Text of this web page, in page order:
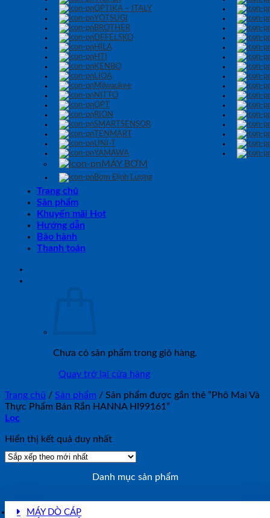
OPTIKA – ITALY
YOTSUGI
BROTHER
DEFELSKO
HILA
HTI
KENBO
LIOA
Milwaukee
NITTO
OPT
RION
SMARTSENSOR
TENMART
UNI-T
YAMAWA
MÁY BƠM
Bơm Định Lượng
Trang chủ
Sản phẩm
Khuyến mãi Hot
Hướng dẫn
Bảo hành
Thanh toán
Chưa có sản phẩm trong giỏ hàng.
Quay trở lại cửa hàng
Trang chủ / Sản phẩm / Sản phẩm được gắn thẻ “Phô Mai Và
Thực Phẩm Bán Rắn HANNA HI99161”
Lọc
Hiển thị kết quả duy nhất
Danh mục sản phẩm
MÁY DÒ CÁP